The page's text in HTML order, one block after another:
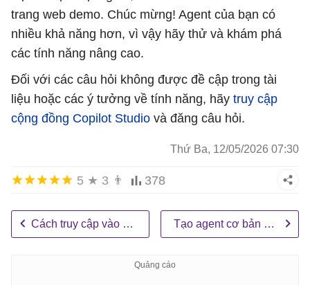
trang web demo. Chúc mừng! Agent của bạn có
nhiều khả năng hơn, vì vậy hãy thử và khám phá
các tính năng nâng cao.
Đối với các câu hỏi không được đề cập trong tài
liệu hoặc các ý tưởng về tính năng, hãy truy cập
cộng đồng Copilot Studio và đăng câu hỏi.
Thứ Ba, 12/05/2026 07:30
5 ★ 3 👨 378
Cách truy cập vào Copilot Studio Tạo agent cơ bản và xuất bản lên Microsoft Teams